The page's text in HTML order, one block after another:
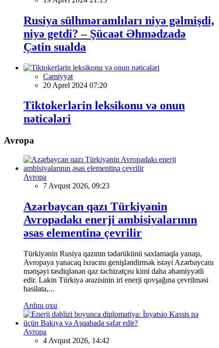
Rusiya sülhməramlıları niyə gəlmişdi,
niyə getdi? – Şücaət Əhmədzadə
Çətin sualda
Cəmiyyət
20 Aprel 2024 07:20
Tiktokerlərin leksikonu və onun
nəticələri
Avropa
Avropa
7 Avqust 2026, 09:23
Azərbaycan qazı Türkiyənin
Avropadakı enerji ambisiyalarının
əsas elementinə çevrilir
Türkiyənin Rusiya qazının tədarükünü saxlamaqla yanaşı,
Avropaya yanacaq ixracını genişləndirmək istəyi Azərbaycanı
mənşəyi təsdiqlənən qaz təchizatçısı kimi daha əhəmiyyətli
edir. Lakin Türkiyə ərazisinin iri enerji qovşağına çevrilməsi
hasilata,...
Ardını oxu
Avropa
4 Avqust 2026, 14:42